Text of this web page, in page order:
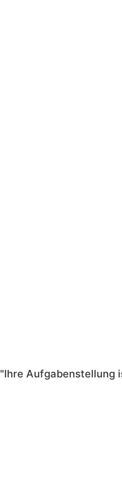
"Ihre Aufgabenstellung